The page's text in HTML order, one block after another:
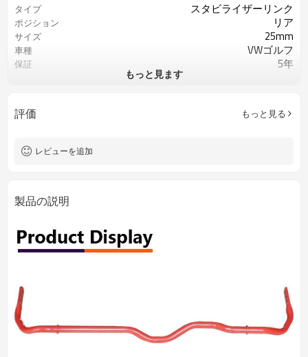
タイプ スタビライザーリンク
ポジション リア
サイズ 25mm
車種 VWゴルフ
保証 5年
もっと見ます
評価 もっと見る
レビューを追加
製品の説明